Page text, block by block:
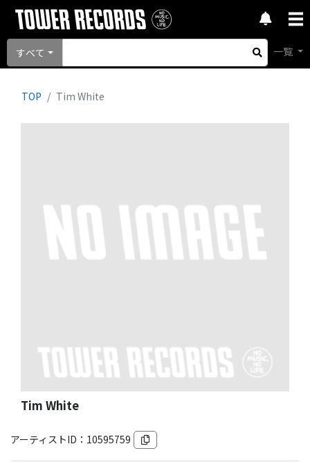
すべて 一覧
TOP Tim White
Tim White
アーティストID： 10595759